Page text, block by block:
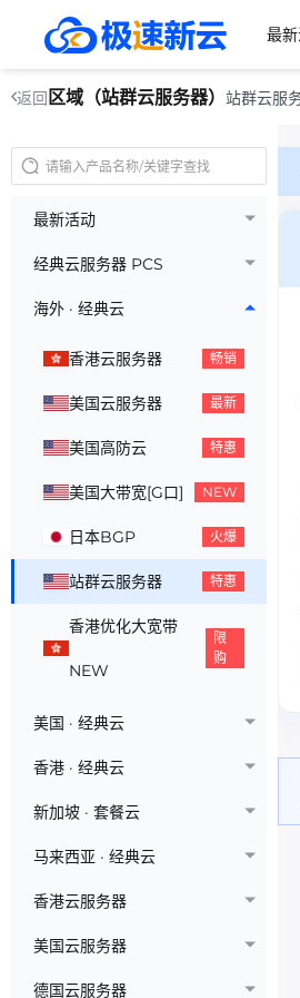
最
返回 区域（站群云服务器） 站群云服
最新活动
经典云服务器 PCS
海外 · 经典云
香港云服务器 畅销
美国云服务器 最新
美国高防云 特惠
美国大带宽[G口] NEW
日本BGP 火爆
站群云服务器 特惠
香港优化大宽带
NEW
限
购
美国 · 经典云
香港 · 经典云
新加坡 · 套餐云
马来西亚 · 经典云
香港云服务器
美国云服务器
德国云服务器